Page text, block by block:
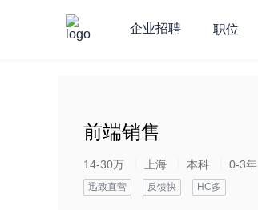
企业招聘 职位
前端销售
14-30万 上海 本科 0-3年
迅致直营 反馈快 HC多